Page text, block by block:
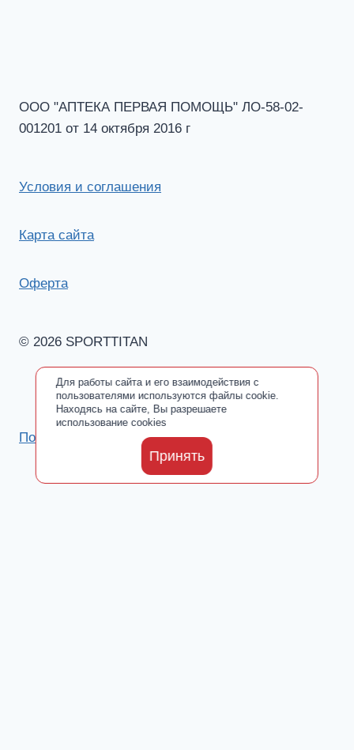
ООО "АПТЕКА ПЕРВАЯ ПОМОЩЬ" ЛО-58-02-
001201 от 14 октября 2016 г
Условия и соглашения
Карта сайта
Оферта
© 2026 SPORTTITAN
Политика обработки персональных данных
Для работы сайта и его взаимодействия с
пользователями используются файлы cookie.
Находясь на сайте, Вы разрешаете
использование cookies
Принять